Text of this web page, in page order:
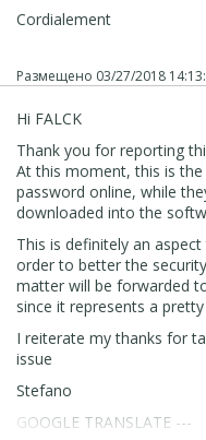
Cordialement
Размещено 03/27/2018
Hi FALCK
Thank you for reporting
At this moment, this is
password online, while
downloaded into the
This is definitely an
order to better the
matter will be forwarded
since it represents a
I reiterate my thanks for
issue
Stefano
GOOGLE TRANSLATE ---